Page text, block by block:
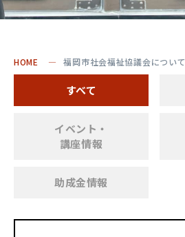
HOME 福岡市社会福祉協議会について
すべて
イベント・
講座情報
助成金情報